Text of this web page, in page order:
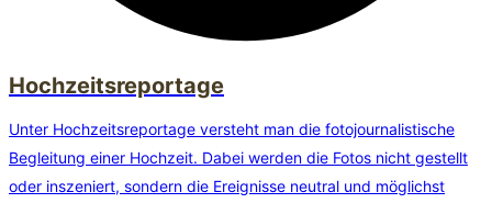
Hochzeitsreportage
Unter Hochzeitsreportage versteht man die fotojournalistische
Begleitung einer Hochzeit. Dabei werden die Fotos nicht gestellt
oder inszeniert, sondern die Ereignisse neutral und möglichst